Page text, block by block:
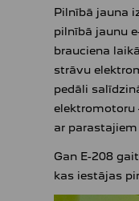
Pilnībā jauna
pilnībā jaunu
brauciena
strāvu
pedāli
elektromotoru
ar
Gan E-208
kas iestājas